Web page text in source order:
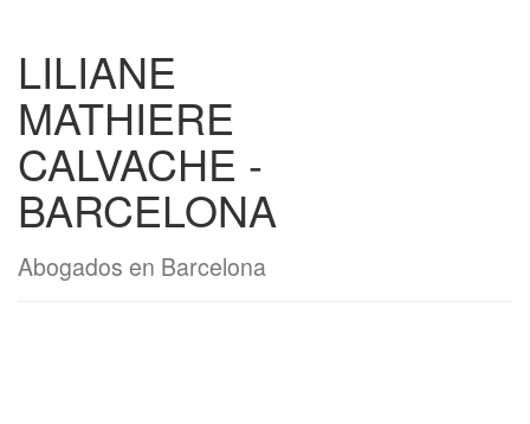
LILIANE
MATHIERE
CALVACHE -
BARCELONA
Abogados en Barcelona